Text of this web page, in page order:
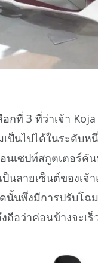
กที่ 3 ที่ว่าเจ้า
ป็นไปได้ในระดับห
นเซปท์สกูตเตอร์
นลายเซ็นต์ของเ
นั้นพึ่งมีการปรับโ
ถือว่าค่อนข้างจะเร็